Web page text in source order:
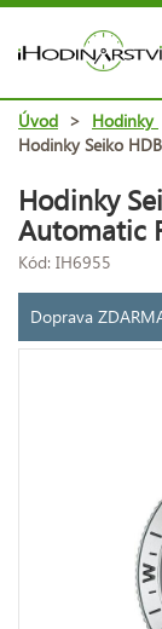
Úvod > Hodinky
Hodinky Seiko
Hodinky
Automatic
Kód: IH6955
Doprava